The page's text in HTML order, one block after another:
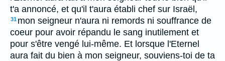
t'a annoncé, et qu'il t'aura établi chef sur Israël,
31 mon seigneur n'aura ni remords ni souffrance de
coeur pour avoir répandu le sang inutilement et
pour s'être vengé lui-même. Et lorsque l'Eternel
aura fait du bien à mon seigneur, souviens-toi de ta